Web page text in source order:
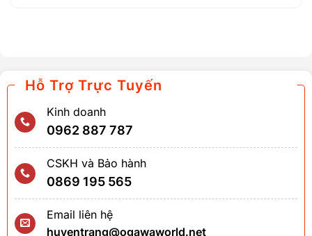
Hỗ Trợ Trực Tuyến
Kinh doanh
0962 887 787
CSKH và Bảo hành
0869 195 565
Email liên hệ
huyentrang@ogawaworld.net